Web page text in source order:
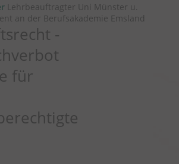
Lehrbeauftragter Uni Münster u.
an der Berufsakademie Emsland
-
für